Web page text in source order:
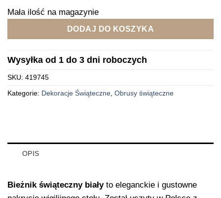
Mała ilość na magazynie
DODAJ DO KOSZYKA
Wysyłka od 1 do 3 dni roboczych
SKU: 419745
Kategorie: Dekoracje Świąteczne, Obrusy świąteczne
OPIS
Bieżnik świąteczny białyto eleganckie i gustowne